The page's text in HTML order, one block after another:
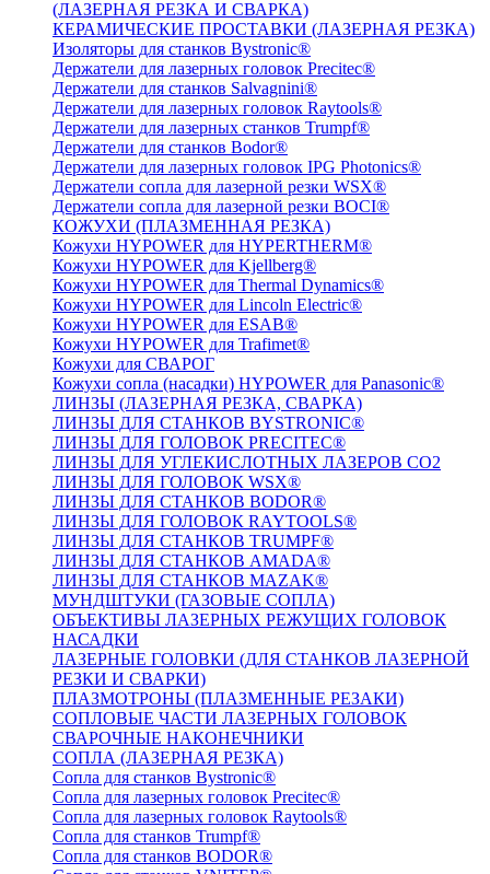
(ЛАЗЕРНАЯ РЕЗКА И СВАРКА)
КЕРАМИЧЕСКИЕ ПРОСТАВКИ (ЛАЗЕРНАЯ РЕЗКА)
Изоляторы для станков Bystronic®
Держатели для лазерных головок Precitec®
Держатели для станков Salvagnini®
Держатели для лазерных головок Raytools®
Держатели для лазерных станков Trumpf®
Держатели для станков Bodor®
Держатели для лазерных головок IPG Photonics®
Держатели сопла для лазерной резки WSX®
Держатели сопла для лазерной резки BOCI®
КОЖУХИ (ПЛАЗМЕННАЯ РЕЗКА)
Кожухи HYPOWER для HYPERTHERM®
Кожухи HYPOWER для Kjellberg®
Кожухи HYPOWER для Thermal Dynamics®
Кожухи HYPOWER для Lincoln Electric®
Кожухи HYPOWER для ESAB®
Кожухи HYPOWER для Trafimet®
Кожухи для СВАРОГ
Кожухи сопла (насадки) HYPOWER для Panasonic®
ЛИНЗЫ (ЛАЗЕРНАЯ РЕЗКА, СВАРКА)
ЛИНЗЫ ДЛЯ СТАНКОВ BYSTRONIC®
ЛИНЗЫ ДЛЯ ГОЛОВОК PRECITEC®
ЛИНЗЫ ДЛЯ УГЛЕКИСЛОТНЫХ ЛАЗЕРОВ CO2
ЛИНЗЫ ДЛЯ ГОЛОВОК WSX®
ЛИНЗЫ ДЛЯ СТАНКОВ BODOR®
ЛИНЗЫ ДЛЯ ГОЛОВОК RAYTOOLS®
ЛИНЗЫ ДЛЯ СТАНКОВ TRUMPF®
ЛИНЗЫ ДЛЯ СТАНКОВ AMADA®
ЛИНЗЫ ДЛЯ СТАНКОВ MAZAK®
МУНДШТУКИ (ГАЗОВЫЕ СОПЛА)
ОБЪЕКТИВЫ ЛАЗЕРНЫХ РЕЖУЩИХ ГОЛОВОК
НАСАДКИ
ЛАЗЕРНЫЕ ГОЛОВКИ (ДЛЯ СТАНКОВ ЛАЗЕРНОЙ
РЕЗКИ И СВАРКИ)
ПЛАЗМОТРОНЫ (ПЛАЗМЕННЫЕ РЕЗАКИ)
СОПЛОВЫЕ ЧАСТИ ЛАЗЕРНЫХ ГОЛОВОК
СВАРОЧНЫЕ НАКОНЕЧНИКИ
СОПЛА (ЛАЗЕРНАЯ РЕЗКА)
Сопла для станков Bystronic®
Сопла для лазерных головок Precitec®
Сопла для лазерных головок Raytools®
Сопла для станков Trumpf®
Сопла для станков BODOR®